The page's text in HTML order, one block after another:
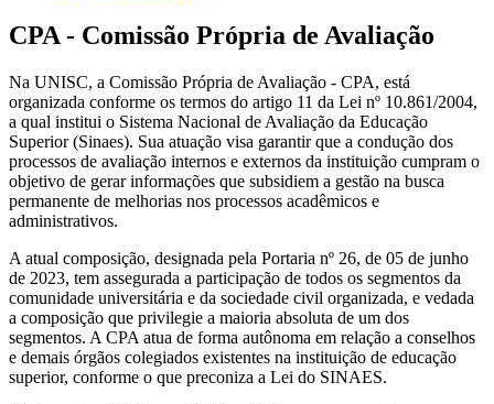
CPA - Comissão Própria de Avaliação
Na UNISC, a Comissão Própria de Avaliação - CPA, está
organizada conforme os termos do artigo 11 da Lei nº 10.861/2004,
a qual institui o Sistema Nacional de Avaliação da Educação
Superior (Sinaes). Sua atuação visa garantir que a condução dos
processos de avaliação internos e externos da instituição cumpram o
objetivo de gerar informações que subsidiem a gestão na busca
permanente de melhorias nos processos acadêmicos e
administrativos.
A atual composição, designada pela Portaria nº 26, de 05 de junho
de 2023, tem assegurada a participação de todos os segmentos da
comunidade universitária e da sociedade civil organizada, e vedada
a composição que privilegie a maioria absoluta de um dos
segmentos. A CPA atua de forma autônoma em relação a conselhos
e demais órgãos colegiados existentes na instituição de educação
superior, conforme o que preconiza a Lei do SINAES.